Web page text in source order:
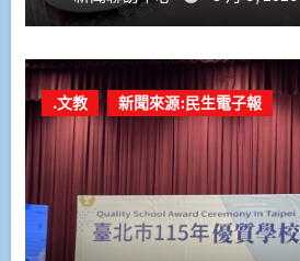
.文教 新聞來源:民生電子報